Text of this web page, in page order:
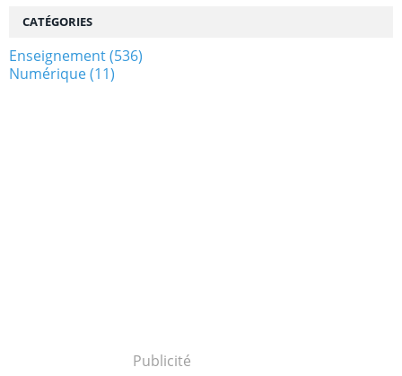
CATÉGORIES
Enseignement(536)
Numérique(11)
Publicité